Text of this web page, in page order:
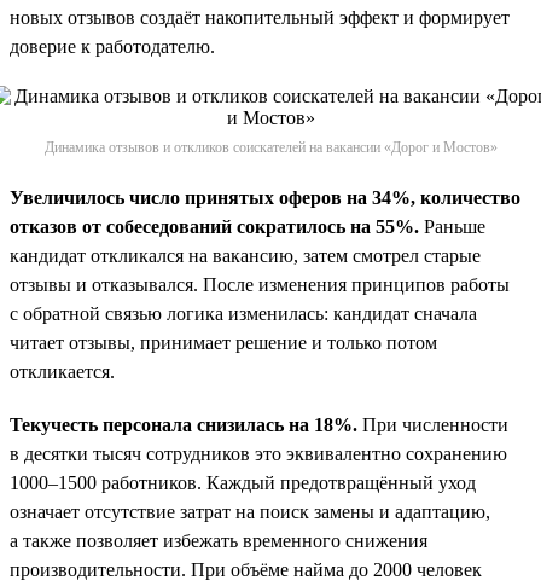
новых отзывов создаёт накопительный эффект и формирует
доверие к работодателю.
Динамика отзывов и откликов соискателей на вакансии «Дорог и Мостов»
Увеличилось число принятых оферов на 34%, количество
отказов от собеседований сократилось на 55%. Раньше
кандидат откликался на вакансию, затем смотрел старые
отзывы и отказывался. После изменения принципов работы
с обратной связью логика изменилась: кандидат сначала
читает отзывы, принимает решение и только потом
откликается.
Текучесть персонала снизилась на 18%. При численности
в десятки тысяч сотрудников это эквивалентно сохранению
1000–1500 работников. Каждый предотвращённый уход
означает отсутствие затрат на поиск замены и адаптацию,
а также позволяет избежать временного снижения
производительности. При объёме найма до 2000 человек